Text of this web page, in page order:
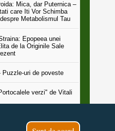
Mica, dar Puternica –
care Iti Vor Schimba
Metabolismul Tau
Epopeea unei
de la Originile Sale
Puzzle-uri de poveste
verzi" de Vitali